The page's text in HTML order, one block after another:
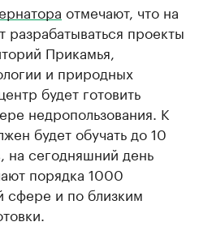
отмечают, что на
проекты
Прикамья,
и природных
будет готовить
недропользования. К
будет обучать до 10
на сегодняшний день
порядка 1000
сфере и по близким